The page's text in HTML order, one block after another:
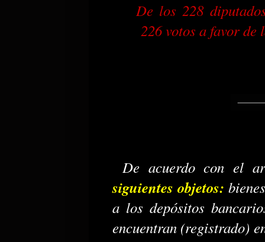
De los 228
226 votos a favor
De acuerdo con el
siguientes objetos:
a los depósitos
encuentran (registrado)